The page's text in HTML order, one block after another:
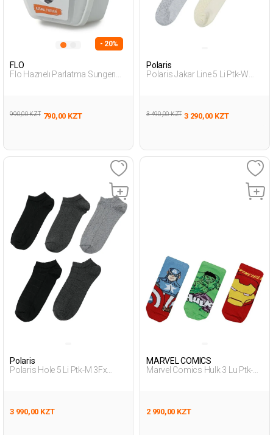
- 20%
FLO
Flo Haznelı Parlatma Sungerı
990,00 KZT 790,00 KZT
Polaris
Polaris Jakar Line 5 Li Ptk-W
3 490,00 KZT 3 290,00 KZT
Polaris
Polaris Hole 5 Li Ptk-M 3Fx
3 990,00 KZT
MARVEL COMICS
Marvel Comics Hulk 3 Lu Ptk-B
2 990,00 KZT